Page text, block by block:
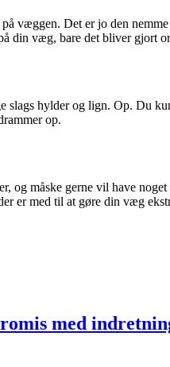
væggen. Det er jo den
din væg, bare det bliver gjort
hylder og lign. Op. Du
op.
måske gerne vil have
er med til at gøre din væg
med